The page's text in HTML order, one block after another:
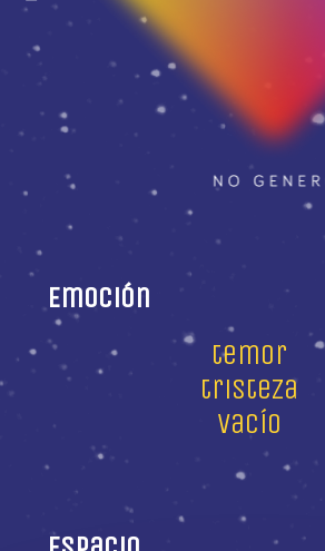
Emoción
temor
tristeza
vacío